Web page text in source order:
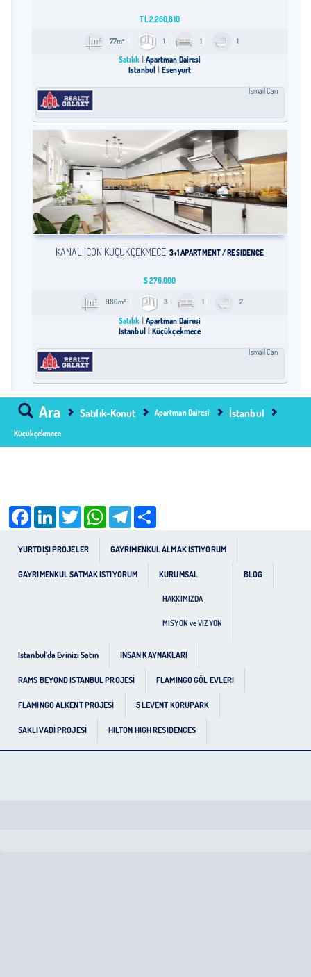
TL2,260,810
77m² 1 1 1
Satılık
Apartman Dairesi
İstanbul
Esenyurt
İsmail Can
KANAL İCON KÜÇÜKÇEKMECE 3+1 APARTMENT / RESIDENCE
$276,000
980m² 3 1 2
Satılık
Apartman Dairesi
İstanbul
Küçükçekmece
İsmail Can
Ara Satılık-Konut Apartman Dairesi İstanbul
Küçükçekmece
YURTDIŞI PROJELER GAYRIMENKUL ALMAK ISTIYORUM
GAYRIMENKUL SATMAK ISTIYORUM KURUMSAL
HAKKIMIZDA
MİSYON ve VİZYON
BLOG
İstanbul’da Evinizi Satın INSAN KAYNAKLARI
RAMS BEYOND ISTANBUL PROJESİ FLAMINGO GÖL EVLERİ
FLAMINGO ALKENT PROJESİ 5 LEVENT KORUPARK
SAKLIVADİ PROJESİ HILTON HIGH RESIDENCES
Facebook LinkedIn Twitter WhatsApp Telegram